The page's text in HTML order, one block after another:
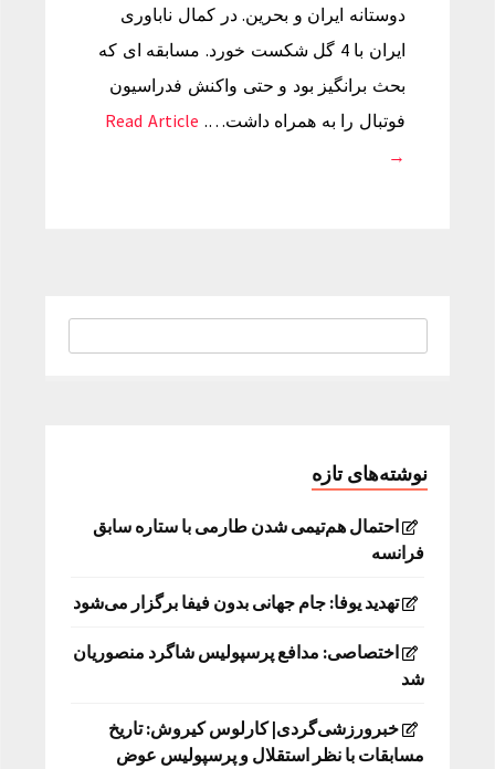
دوستانه ایران و بحرین. در کمال ناباوری
ایران با 4 گل شکست خورد. مسابقه ای که
بحث برانگیز بود و حتی واکنش فدراسیون
فوتبال را به همراه داشت…. Read Article
→
نوشته‌های تازه
احتمال هم‌تیمی شدن طارمی با ستاره سابق
فرانسه
تهدید یوفا: جام جهانی بدون فیفا برگزار می‌شود
اختصاصی: مدافع پرسپولیس شاگرد منصوریان
شد
خبرورزشی‌گردی| کارلوس کیروش: تاریخ
مسابقات با نظر استقلال و پرسپولیس عوض